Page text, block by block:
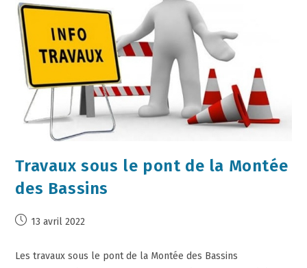
Travaux sous le pont de la Montée
des Bassins
13 avril 2022
Les travaux sous le pont de la Montée des Bassins